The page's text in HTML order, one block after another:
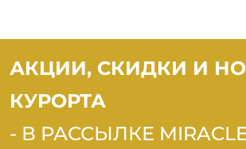
АКЦИИ, СКИДКИ И
КУРОРТА
- В РАССЫЛКЕ